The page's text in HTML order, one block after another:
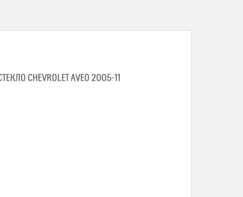
CHEVROLET AVEO 2005-11